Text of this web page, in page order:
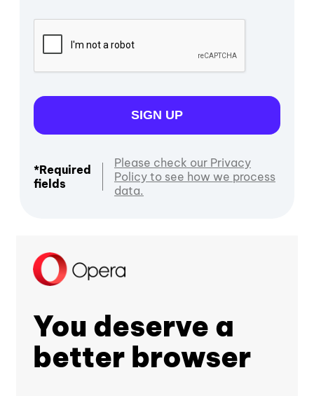
SIGN UP
*Required
fields
Please check our Privacy
Policy to see how we process
data.
You deserve a
better browser